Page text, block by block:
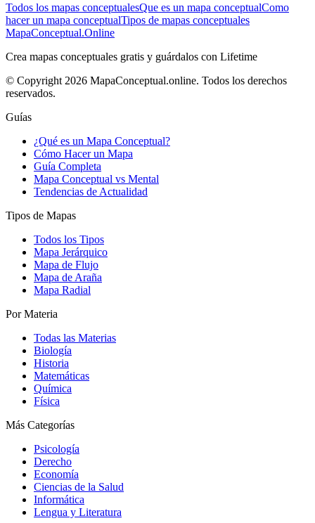
Todos los mapas conceptualesQue es un mapa conceptualComo
hacer un mapa conceptualTipos de mapas conceptuales
MapaConceptual.Online
Crea mapas conceptuales gratis y guárdalos con Lifetime
© Copyright 2026 MapaConceptual.online. Todos los derechos
reservados.
Guías
¿Qué es un Mapa Conceptual?
Cómo Hacer un Mapa
Guía Completa
Mapa Conceptual vs Mental
Tendencias de Actualidad
Tipos de Mapas
Todos los Tipos
Mapa Jerárquico
Mapa de Flujo
Mapa de Araña
Mapa Radial
Por Materia
Todas las Materias
Biología
Historia
Matemáticas
Química
Física
Más Categorías
Psicología
Derecho
Economía
Ciencias de la Salud
Informática
Lengua y Literatura